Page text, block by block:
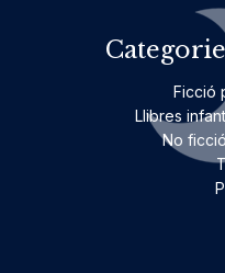
Ficció
Llibres
No